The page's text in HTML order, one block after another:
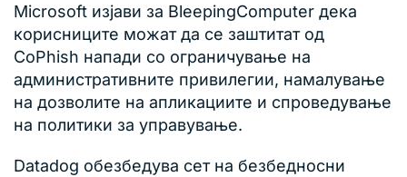
Microsoft изјави за BleepingComputer дека
корисниците можат да се заштитат од
CoPhish напади со ограничување на
административните привилегии, намалување
на дозволите на апликациите и спроведување
на политики за управување.
Datadog обезбедува сет на безбедносни